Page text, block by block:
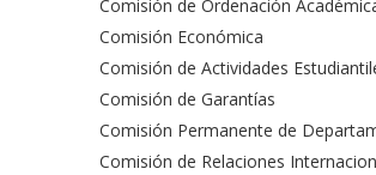
Comisión de Ordenación
Comisión Económica
Comisión de Actividades
Comisión de Garantías
Comisión Permanente de
Comisión de Relaciones